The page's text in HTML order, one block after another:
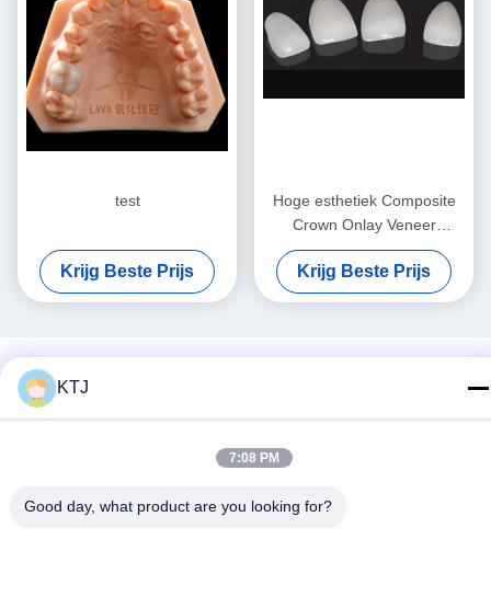
test
Krijg Beste Prijs
Hoge esthetiek Composite
Crown Onlay Veneer
Aanpasbare grootte
Krijg Beste Prijs
Sociale media
KTJ
7:08 PM
Good day, what product are you looking for?